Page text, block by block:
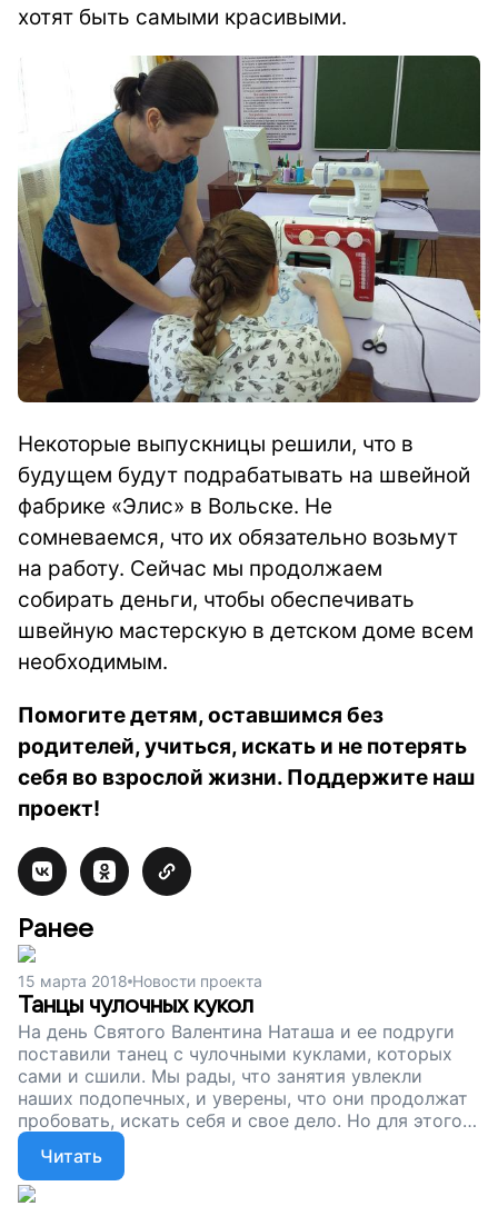
хотят быть самыми красивыми.
Некоторые выпускницы решили, что в
будущем будут подрабатывать на швейной
фабрике «Элис» в Вольске. Не
сомневаемся, что их обязательно возьмут
на работу. Сейчас мы продолжаем
собирать деньги, чтобы обеспечивать
швейную мастерскую в детском доме всем
необходимым.
Помогите детям, оставшимся без
родителей, учиться, искать и не потерять
себя во взрослой жизни. Поддержите наш
проект!
Ранее
15 марта 2018 Новости проекта
Танцы чулочных кукол
На день Святого Валентина Наташа и ее подруги
поставили танец с чулочными куклами, которых
сами и сшили. Мы рады, что занятия увлекли
наших подопечных, и уверены, что они продолжат
пробовать, искать себя и свое дело. Но для этого
им нужна ваша помощь — кружок работает только
благодаря вашим пожертвованиям. Помогите
девочкам из детского дома не потерять себя во
Читать